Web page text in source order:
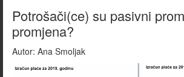
Potrošači(ce) su pasivni
promjena?
Autor: Ana Smoljak